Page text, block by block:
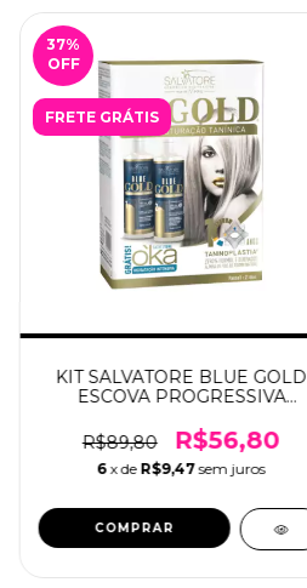
37%
OFF
FRETE GRÁTIS
KIT SALVATORE BLUE GOLD
ESCOVA PROGRESSIVA
R$89,80
R$56,80
6 x de R$9,47 sem juros